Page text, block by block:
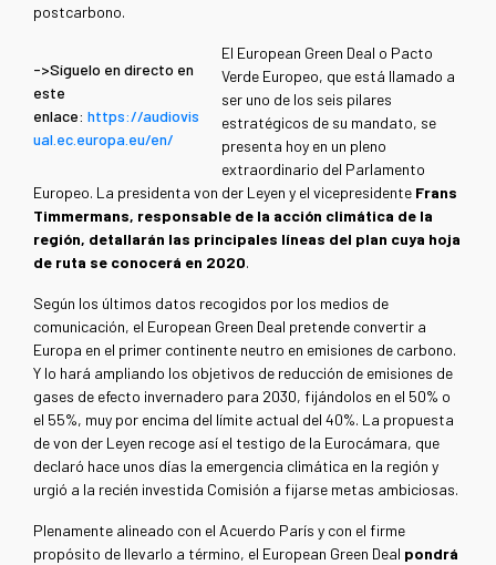
postcarbono.
->Síguelo en directo en
este
enlace: https://audiovis
ual.ec.europa.eu/en/
El European Green Deal o Pacto
Verde Europeo, que está llamado a
ser uno de los seis pilares
estratégicos de su mandato, se
presenta hoy en un pleno
extraordinario del Parlamento
Europeo. La presidenta von der Leyen y el vicepresidente Frans
Timmermans, responsable de la acción climática de la
región, detallarán las principales líneas del plan cuya hoja
de ruta se conocerá en 2020.
Según los últimos datos recogidos por los medios de
comunicación, el European Green Deal pretende convertir a
Europa en el primer continente neutro en emisiones de carbono.
Y lo hará ampliando los objetivos de reducción de emisiones de
gases de efecto invernadero para 2030, fijándolos en el 50% o
el 55%, muy por encima del límite actual del 40%. La propuesta
de von der Leyen recoge así el testigo de la Eurocámara, que
declaró hace unos días la emergencia climática en la región y
urgió a la recién investida Comisión a fijarse metas ambiciosas.
Plenamente alineado con el Acuerdo París y con el firme
propósito de llevarlo a término, el European Green Deal pondrá